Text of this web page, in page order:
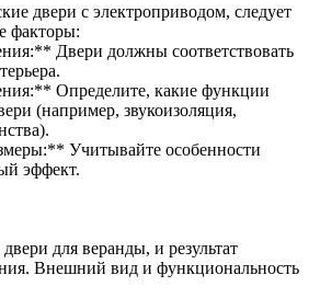
двери с электроприводом, следует
факторы:
Двери должны соответствовать
Определите, какие функции
(например, звукоизоляция,
Учитывайте особенности
эффект.
для веранды, и результат
Внешний вид и функциональность